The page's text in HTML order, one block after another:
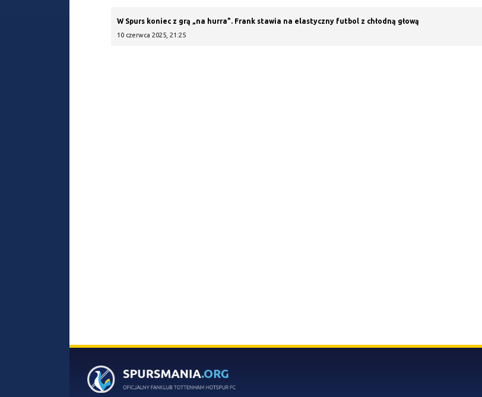
W Spurs koniec z grą „na hurra”. Frank stawia na elastyczny futbol z chłodną głową
10 czerwca 2025, 21:25